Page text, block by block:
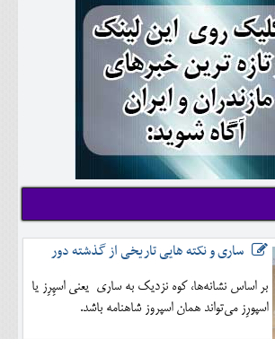
ساری و نکته هایی تاریخی از گذشته دور
بر اساس نشانه‌ها، کوه نزدیک به ساری یعنی اسپِرِز یا
اسپورِز می‌تواند همان اسپروز شاهنامه باشد.